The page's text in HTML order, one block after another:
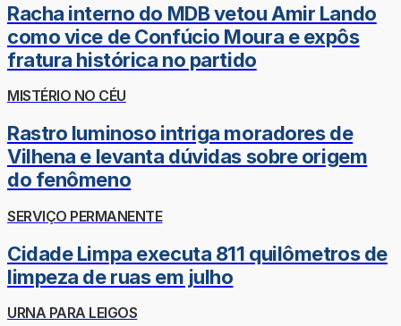
Racha interno do MDB vetou Amir Lando
como vice de Confúcio Moura e expôs
fratura histórica no partido
MISTÉRIO NO CÉU
Rastro luminoso intriga moradores de
Vilhena e levanta dúvidas sobre origem
do fenômeno
SERVIÇO PERMANENTE
Cidade Limpa executa 811 quilômetros de
limpeza de ruas em julho
URNA PARA LEIGOS